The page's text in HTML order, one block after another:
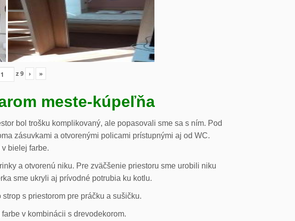
z9 › »
meste-kúpeľňa
bol trošku komplikovaný, ale popasovali sme sa s ním. Pod
zásuvkami a otvorenými policami prístupnými aj od WC.
bielej farbe.
a otvorenú niku. Pre zväčšenie priestoru sme urobili niku
sme ukryli aj prívodné potrubia ku kotlu.
s priestorom pre práčku a sušičku.
v kombinácii s drevodekorom.